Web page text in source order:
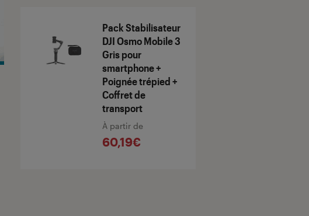
Pack Stabilisateur
DJI Osmo Mobile 3
Gris pour
smartphone +
Poignée trépied +
Coffret de
transport
À partir de
60,19€